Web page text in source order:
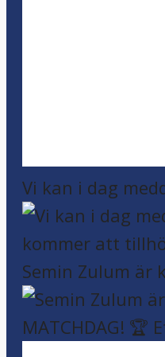
Vi kan i dag
Semin Zulum är
MATCHDAG! 🏆